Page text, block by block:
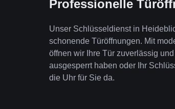
Professionelle
Unser Schlüsseldienst in
schonende Türöffnungen. Mit
öffnen wir Ihre Tür zuverlässig
ausgesperrt haben oder Ihr
die Uhr für Sie da.